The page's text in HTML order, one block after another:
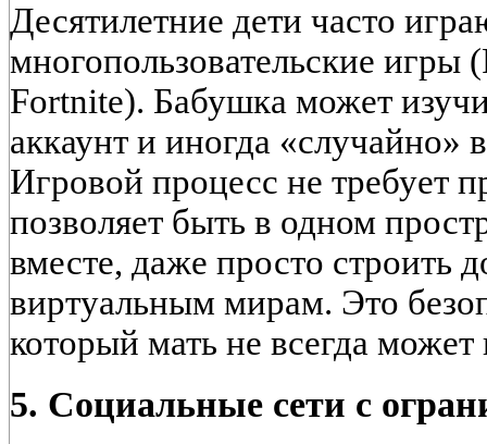
Десятилетние дети часто
многопользовательские
Fortnite). Бабушка может
аккаунт и иногда «случайно»
Игровой процесс не требует
позволяет быть в одном
вместе, даже просто строить
виртуальным мирам. Это
который мать не всегда может
5. Социальные сети с